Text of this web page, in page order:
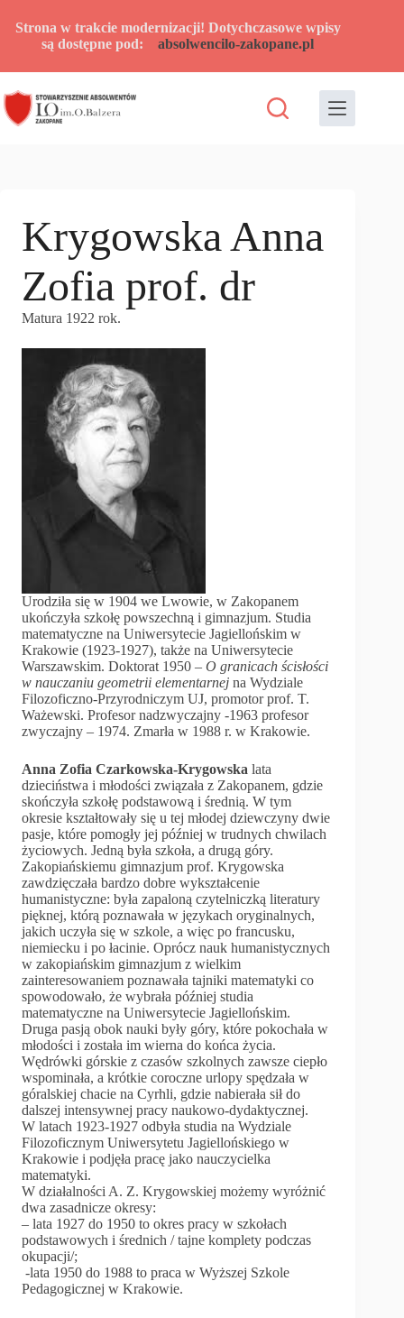
Strona w trakcie modernizacji! Dotychczasowe wpisy
są dostępne pod:absolwencilo-zakopane.pl
Krygowska Anna
Zofia prof. dr
Matura 1922 rok.
Urodziła się w 1904 we Lwowie, w Zakopanem
ukończyła szkołę powszechną i gimnazjum. Studia
matematyczne na Uniwersytecie Jagiellońskim w
Krakowie (1923-1927), także na Uniwersytecie
Warszawskim. Doktorat 1950 – O granicach ścisłości
w nauczaniu geometrii elementarnej na Wydziale
Filozoficzno-Przyrodniczym UJ, promotor prof. T.
Ważewski. Profesor nadzwyczajny -1963 profesor
zwyczajny – 1974. Zmarła w 1988 r. w Krakowie.
Anna Zofia Czarkowska-Krygowska lata
dzieciństwa i młodości związała z Zakopanem, gdzie
skończyła szkołę podstawową i średnią. W tym
okresie kształtowały się u tej młodej dziewczyny dwie
pasje, które pomogły jej później w trudnych chwilach
życiowych. Jedną była szkoła, a drugą góry.
Zakopiańskiemu gimnazjum prof. Krygowska
zawdzięczała bardzo dobre wykształcenie
humanistyczne: była zapaloną czytelniczką literatury
pięknej, którą poznawała w językach oryginalnych,
jakich uczyła się w szkole, a więc po francusku,
niemiecku i po łacinie. Oprócz nauk humanistycznych
w zakopiańskim gimnazjum z wielkim
zainteresowaniem poznawała tajniki matematyki co
spowodowało, że wybrała później studia
matematyczne na Uniwersytecie Jagiellońskim.
Druga pasją obok nauki były góry, które pokochała w
młodości i została im wierna do końca życia.
Wędrówki górskie z czasów szkolnych zawsze ciepło
wspominała, a krótkie coroczne urlopy spędzała w
góralskiej chacie na Cyrhli, gdzie nabierała sił do
dalszej intensywnej pracy naukowo-dydaktycznej.
W latach 1923-1927 odbyła studia na Wydziale
Filozoficznym Uniwersytetu Jagiellońskiego w
Krakowie i podjęła pracę jako nauczycielka
matematyki.
W działalności A. Z. Krygowskiej możemy wyróżnić
dwa zasadnicze okresy:
– lata 1927 do 1950 to okres pracy w szkołach
podstawowych i średnich / tajne komplety podczas
okupacji/;
-lata 1950 do 1988 to praca w Wyższej Szkole
Pedagogicznej w Krakowie.